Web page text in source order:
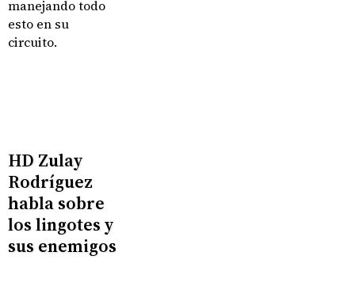
manejando todo
esto en su
circuito.
HD Zulay
Rodríguez
habla sobre
los lingotes y
sus enemigos